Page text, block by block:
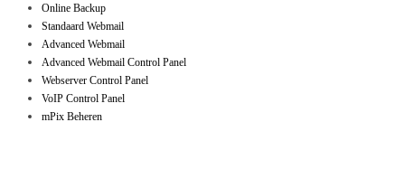
Online Backup
Standaard Webmail
Advanced Webmail
Advanced Webmail Control Panel
Webserver Control Panel
VoIP Control Panel
mPix Beheren